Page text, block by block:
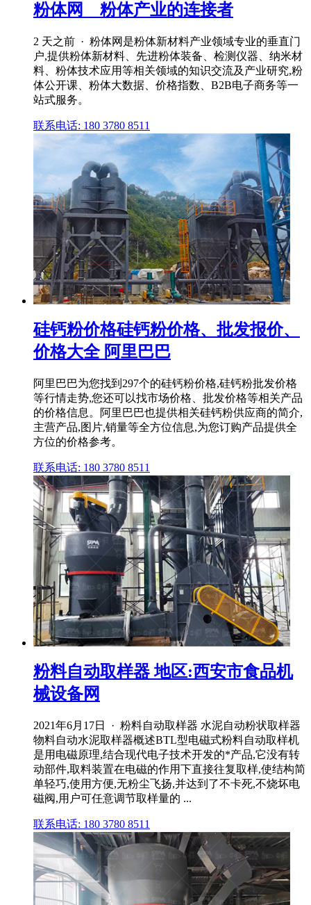
粉体网__粉体产业的连接者
2 天之前 · 粉体网是粉体新材料产业领域专业的垂直门
户,提供粉体新材料、先进粉体装备、检测仪器、纳米材
料、粉体技术应用等相关领域的知识交流及产业研究,粉
体公开课、粉体大数据、价格指数、B2B电子商务等一
站式服务。
联系电话: 180 3780 8511
硅钙粉价格硅钙粉价格、批发报价、
价格大全 阿里巴巴
阿里巴巴为您找到297个的硅钙粉价格,硅钙粉批发价格
等行情走势,您还可以找市场价格、批发价格等相关产品
的价格信息。阿里巴巴也提供相关硅钙粉供应商的简介,
主营产品,图片,销量等全方位信息,为您订购产品提供全
方位的价格参考。
联系电话: 180 3780 8511
粉料自动取样器 地区:西安市食品机
械设备网
2021年6月17日 · 粉料自动取样器 水泥自动粉状取样器
物料自动水泥取样器概述BTL型电磁式粉料自动取样机
是用电磁原理,结合现代电子技术开发的*产品,它没有转
动部件,取料装置在电磁的作用下直接往复取样,使结构简
单轻巧,使用方便,无粉尘飞扬,并达到了不卡死,不烧坏电
磁阀,用户可任意调节取样量的 ...
联系电话: 180 3780 8511